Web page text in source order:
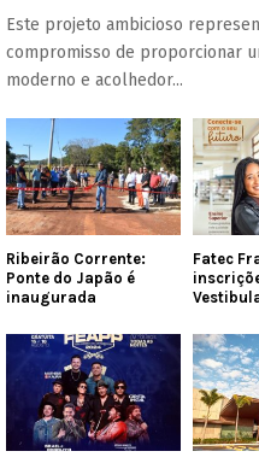
Este projeto ambicioso
compromisso de proporcionar
moderno e acolhedor...
Ribeirão Corrente:
Ponte do Japão é
inaugurada
Fatec